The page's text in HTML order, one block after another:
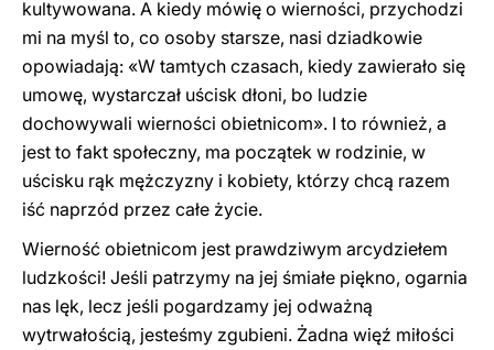
kultywowana. A kiedy mówię o wierności, przychodzi
mi na myśl to, co osoby starsze, nasi dziadkowie
opowiadają: «W tamtych czasach, kiedy zawierało się
umowę, wystarczał uścisk dłoni, bo ludzie
dochowywali wierności obietnicom». I to również, a
jest to fakt społeczny, ma początek w rodzinie, w
uścisku rąk mężczyzny i kobiety, którzy chcą razem
iść naprzód przez całe życie.
Wierność obietnicom jest prawdziwym arcydziełem
ludzkości! Jeśli patrzymy na jej śmiałe piękno, ogarnia
nas lęk, lecz jeśli pogardzamy jej odważną
wytrwałością, jesteśmy zgubieni. Żadna więź miłości